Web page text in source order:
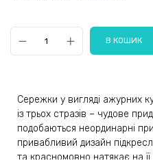
Сережки у вигляді ажурних
із трьох стразів – чудове
подобаються неординарні
привабливий дизайн
та красномовно натякає на